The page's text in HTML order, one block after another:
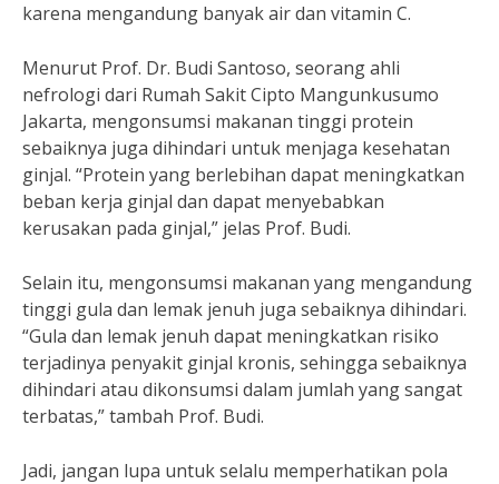
karena mengandung banyak air dan vitamin C.
Menurut Prof. Dr. Budi Santoso, seorang ahli
nefrologi dari Rumah Sakit Cipto Mangunkusumo
Jakarta, mengonsumsi makanan tinggi protein
sebaiknya juga dihindari untuk menjaga kesehatan
ginjal. “Protein yang berlebihan dapat meningkatkan
beban kerja ginjal dan dapat menyebabkan
kerusakan pada ginjal,” jelas Prof. Budi.
Selain itu, mengonsumsi makanan yang mengandung
tinggi gula dan lemak jenuh juga sebaiknya dihindari.
“Gula dan lemak jenuh dapat meningkatkan risiko
terjadinya penyakit ginjal kronis, sehingga sebaiknya
dihindari atau dikonsumsi dalam jumlah yang sangat
terbatas,” tambah Prof. Budi.
Jadi, jangan lupa untuk selalu memperhatikan pola